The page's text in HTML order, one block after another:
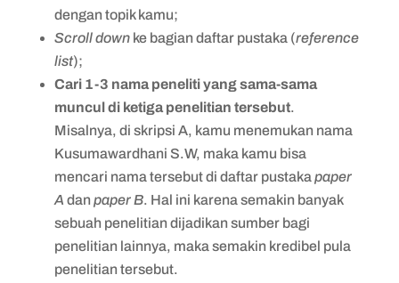
dengan topik kamu;
Scroll downke bagian daftar pustaka (reference
list);
Cari 1-3 nama peneliti yang sama-sama
muncul di ketiga penelitian tersebut.
Misalnya, di skripsi A, kamu menemukan nama
Kusumawardhani S.W, maka kamu bisa
mencari nama tersebut di daftar pustaka paper
A danpaper B. Hal ini karena semakin banyak
sebuah penelitian dijadikan sumber bagi
penelitian lainnya, maka semakin kredibel pula
penelitian tersebut.